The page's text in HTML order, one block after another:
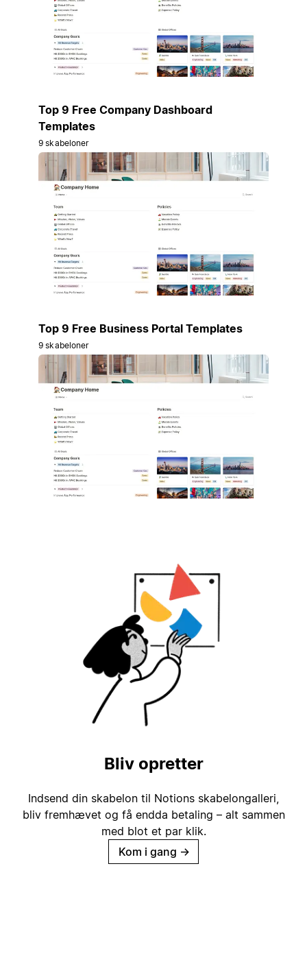
Top 9 Free Company Dashboard
Templates
9 skabeloner
Top 9 Free Business Portal Templates
9 skabeloner
Bliv opretter
Indsend din skabelon til Notions skabelongalleri,
bliv fremhævet og få endda betaling – alt sammen
med blot et par klik.
Kom i gang →